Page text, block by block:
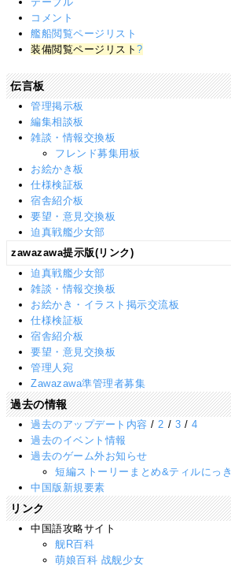
コメント
艦船閲覧ページリスト
装備閲覧ページリスト?
伝言板
管理掲示板
編集相談板
雑談・情報交換板
フレンド募集用板
お絵かき板
仕様検証板
宿舎紹介板
要望・意見交換板
迫真戦艦少女部
zawazawa提示版(リンク)
迫真戦艦少女部
雑談・情報交換板
お絵かき・イラスト掲示交流板
仕様検証板
宿舎紹介板
要望・意見交換板
管理人宛
Zawazawa準管理者募集
過去の情報
過去のアップデート内容 /2 / 3 / 4
過去のイベント情報
過去のゲーム外お知らせ
短編ストーリーまとめ&ティルにっき
中国版新規要素
リンク
中国語攻略サイト
舰R百科
萌娘百科 战舰少女